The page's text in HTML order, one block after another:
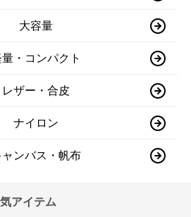
大容量
・コンパクト
レザー・合皮
ナイロン
ャンバス・帆布
アイテム